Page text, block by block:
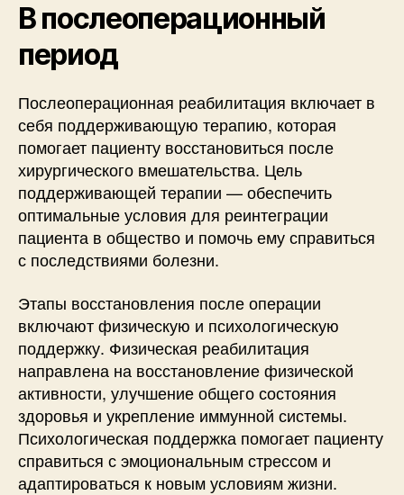
В послеоперационный
период
Послеоперационная реабилитация включает в
себя поддерживающую терапию, которая
помогает пациенту восстановиться после
хирургического вмешательства. Цель
поддерживающей терапии — обеспечить
оптимальные условия для реинтеграции
пациента в общество и помочь ему справиться
с последствиями болезни.
Этапы восстановления после операции
включают физическую и психологическую
поддержку. Физическая реабилитация
направлена на восстановление физической
активности, улучшение общего состояния
здоровья и укрепление иммунной системы.
Психологическая поддержка помогает пациенту
справиться с эмоциональным стрессом и
адаптироваться к новым условиям жизни.